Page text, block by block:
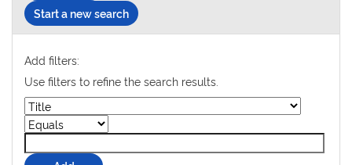
Start a new search
Add filters:
Use filters to refine the search results.